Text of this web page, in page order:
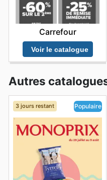
Carrefour
Voir le catalogue
Autres
3 jours restant Populaire